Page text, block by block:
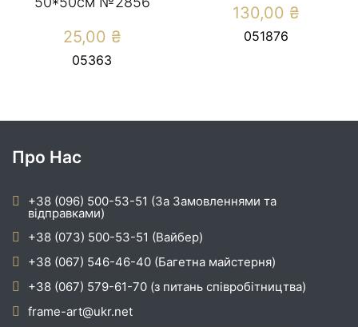
25,00 ₴
05363
130,00 ₴
051876
Про Нас
+38 (096) 500-53-51 (За Замовленнями та
відправками)
+38 (073) 500-53-51 (Вайбер)
+38 (067) 546-46-40 (Багетна майстерня)
+38 (067) 579-61-70 (з питань співробітництва)
frame-art@ukr.net